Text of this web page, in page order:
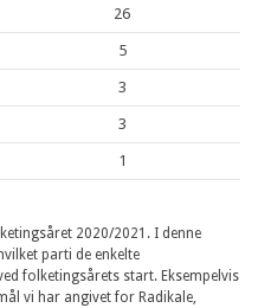
26
5
3
3
1
2020/2021. I denne
parti de enkelte
folketingsårets start. Eksempelvis
vi har angivet for Radikale,